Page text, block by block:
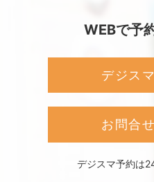
WEBで予
デジス
お問合
デジスマ予約は